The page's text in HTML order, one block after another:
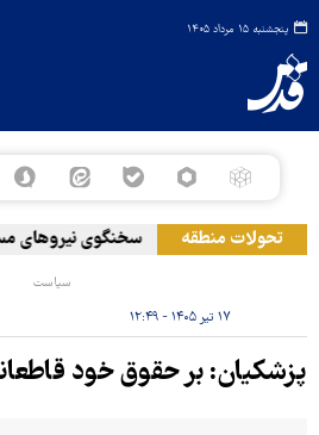
پنجشنبه ۱۵ مرداد ۱۴۰۵
تحولات منطقه سخنگوی نیروهای
سیاست
۱۷ تیر ۱۴۰۵ - ۱۲:۴۹
پزشکیان: بر حقوق خود